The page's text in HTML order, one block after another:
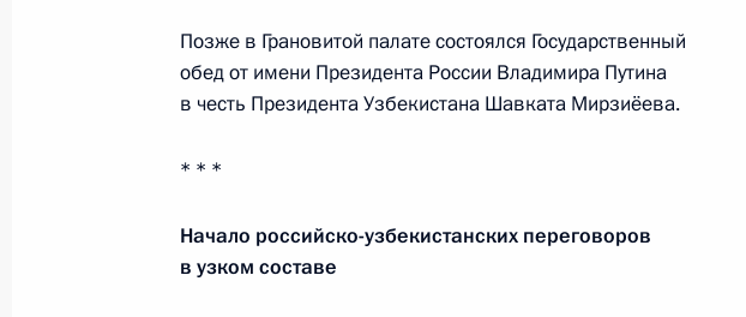
Поздравление с Днём независимости Узбекистана
Телефонный разговор с Президентом Узбекистана
Позже в Грановитой палате состоялся Государственный
обед от имени Президента России Владимира Путина
в честь Президента Узбекистана Шавката Мирзиёева.
* * *
Начало российско-узбекистанских переговоров
в узком составе